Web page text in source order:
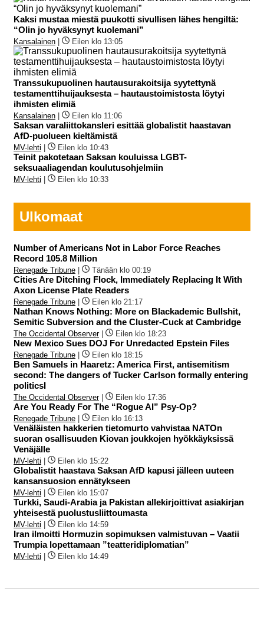
Kaksi mustaa miestä puukotti sivullisen lähes hengiltä:
“Olin jo hyväksynyt kuolemani”
Kansalainen | Eilen klo 13:05
Transsukupuolinen hautausurakoitsija syytettynä
testamenttihuijauksesta – hautaustoimistosta löytyi
ihmisten elimiä
Kansalainen | Eilen klo 11:06
Saksan varaliittokansleri esittää globalistit haastavan
AfD-puolueen kieltämistä
MV-lehti | Eilen klo 10:43
Teinit pakotetaan Saksan kouluissa LGBT-
seksuaaliagendan koulutusohjelmiin
MV-lehti | Eilen klo 10:33
Ulkomaat
Number of Americans Not in Labor Force Reaches
Record 105.8 Million
Renegade Tribune | Tänään klo 00:19
Cities Are Ditching Flock, Immediately Replacing It With
Axon License Plate Readers
Renegade Tribune | Eilen klo 21:17
Nathan Knows Nothing: More on Blackademic Bullshit,
Semitic Subversion and the Cluster-Cuck at Cambridge
The Occidental Observer| Eilen klo 18:23
New Mexico Sues DOJ For Unredacted Epstein Files
Renegade Tribune | Eilen klo 18:15
Ben Samuels in Haaretz: America First, antisemitism
second: The dangers of Tucker Carlson formally entering
politicsI
The Occidental Observer| Eilen klo 17:36
Are You Ready For The “Rogue AI” Psy-Op?
Renegade Tribune | Eilen klo 16:13
Venäläisten hakkerien tietomurto vahvistaa NATOn
suoran osallisuuden Kiovan joukkojen hyökkäyksissä
Venäjälle
MV-lehti | Eilen klo 15:22
Globalistit haastava Saksan AfD kapusi jälleen uuteen
kansansuosion ennätykseen
MV-lehti | Eilen klo 15:07
Turkki, Saudi-Arabia ja Pakistan allekirjoittivat asiakirjan
yhteisestä puolustusliittoumasta
MV-lehti | Eilen klo 14:59
Iran ilmoitti Hormuzin sopimuksen valmistuvan – Vaatii
Trumpia lopettamaan ”teatteridiplomatian”
MV-lehti | Eilen klo 14:49